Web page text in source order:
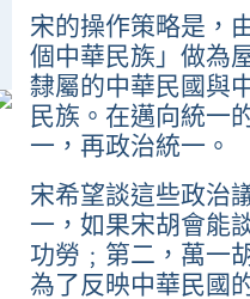
宋的操作策略是，
個中華民族」做為
隸屬的中華民國與
民族。在邁向統一
一，再政治統一。
宋希望談這些政治
一，如果宋胡會能
功勞﹔第二，萬一
為了反映中華民國